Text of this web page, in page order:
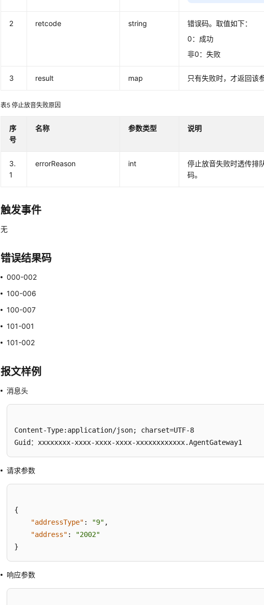
2 retcode string
错误码。取值如下：
0：成功
非0：失败
3 result map 只有失败时，才返回该
表5停止放音失败原因
序
号
名称 参数类型 说明
3.
1
errorReason int
停止放音失败时透传排
码。
触发事件
无
错误结果码
000-002
100-006
100-007
101-001
101-002
报文样例
消息头
Content-Type:application/json; charset=UTF-8
Guid：xxxxxxxx-xxxx-xxxx-xxxx-xxxxxxxxxxxx.AgentGateway1
请求参数
{
"addressType" : "9" ,
"address" :
"2002"
}
响应参数